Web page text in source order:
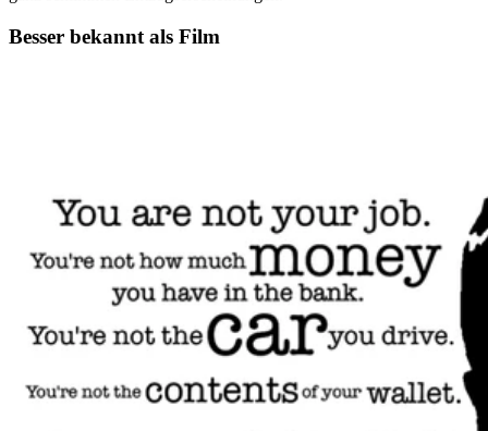
Besser bekannt als Film